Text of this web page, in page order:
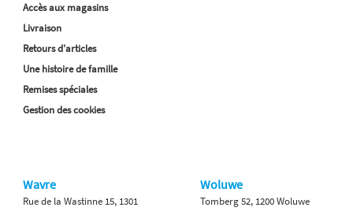
Accès aux magasins
Livraison
Retours d'articles
Une histoire de famille
Remises spéciales
Gestion des cookies
Wavre
Rue de la Wastinne 15, 1301
Woluwe
Tomberg 52, 1200 Woluwe